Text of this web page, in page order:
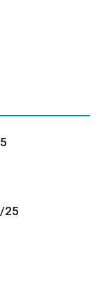
25